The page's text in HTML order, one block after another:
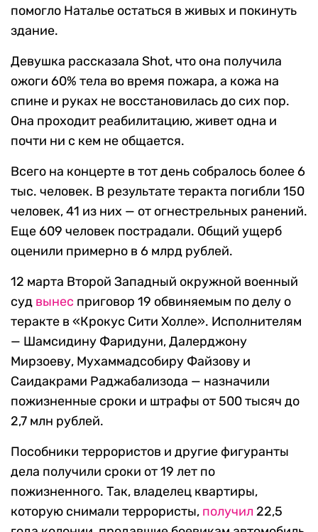
помогло Наталье остаться в живых и покинуть
здание.
Девушка рассказала Shot, что она получила
ожоги 60% тела во время пожара, а кожа на
спине и руках не восстановилась до сих пор.
Она проходит реабилитацию, живет одна и
почти ни с кем не общается.
Всего на концерте в тот день собралось более 6
тыс. человек. В результате теракта погибли 150
человек, 41 из них — от огнестрельных ранений.
Еще 609 человек пострадали. Общий ущерб
оценили примерно в 6 млрд рублей.
12 марта Второй Западный окружной военный
суд вынес приговор 19 обвиняемым по делу о
теракте в «Крокус Сити Холле». Исполнителям
— Шамсидину Фаридуни, Далерджону
Мирзоеву, Мухаммадсобиру Файзову и
Саидакрами Раджабализода — назначили
пожизненные сроки и штрафы от 500 тысяч до
2,7 млн рублей.
Пособники террористов и другие фигуранты
дела получили сроки от 19 лет по
пожизненного. Так, владелец квартиры,
которую снимали террористы, получил 22,5